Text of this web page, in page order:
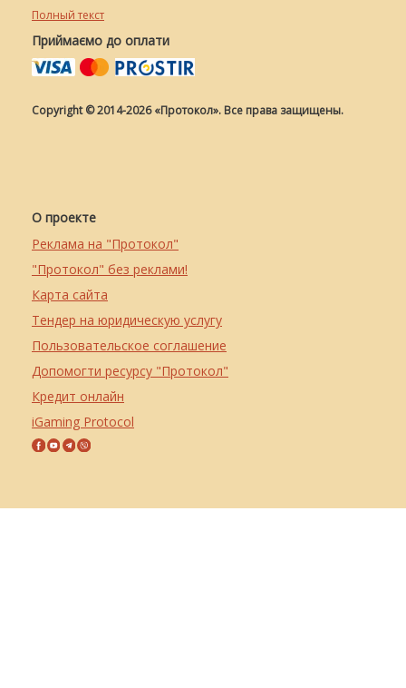
Полный текст
Приймаємо до оплати
Copyright © 2014-2026 «Протокол». Все права защищены.
О проекте
Реклама на "Протокол"
"Протокол" без реклами!
Карта сайта
Тендер на юридическую услугу
Пользовательское соглашение
Допомогти ресурсу "Протокол"
Кредит онлайн
iGaming Protocol